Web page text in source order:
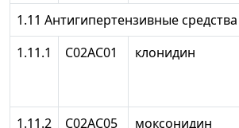
1.11 Антигипертензивные средства
1.11.1
С02АС01 клонидин
1.11.2 С02АС05 моксонидин